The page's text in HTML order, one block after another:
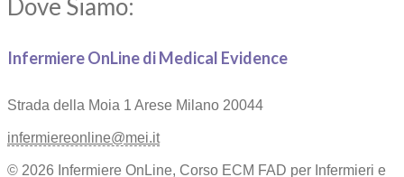
Dove Siamo:
Infermiere OnLine di Medical Evidence
Strada della Moia 1 Arese Milano 20044
infermiereonline@mei.it
© 2026 Infermiere OnLine, Corso ECM FAD per Infermieri e